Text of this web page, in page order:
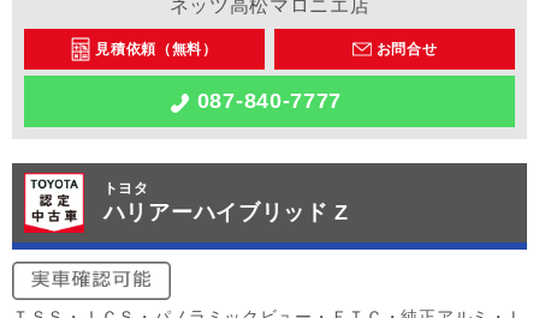
ネッツ高松マロニエ店
見積依頼（無料） お問合せ
087-840-7777
トヨタ
ハリアーハイブリッド Z